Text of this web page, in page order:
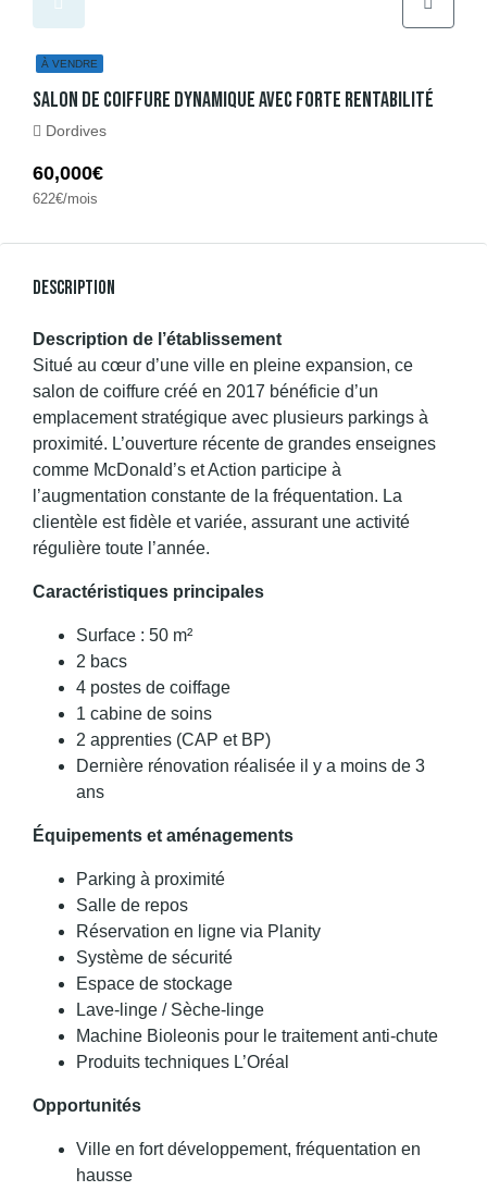
À VENDRE
Salon De Coiffure Dynamique Avec Forte Rentabilité
Dordives
60,000€
622€/mois
Description
Description de l’établissement
Situé au cœur d’une ville en pleine expansion, ce
salon de coiffure créé en 2017 bénéficie d’un
emplacement stratégique avec plusieurs parkings à
proximité. L’ouverture récente de grandes enseignes
comme McDonald’s et Action participe à
l’augmentation constante de la fréquentation. La
clientèle est fidèle et variée, assurant une activité
régulière toute l’année.
Caractéristiques principales
Surface : 50 m²
2 bacs
4 postes de coiffage
1 cabine de soins
2 apprenties (CAP et BP)
Dernière rénovation réalisée il y a moins de 3
ans
Équipements et aménagements
Parking à proximité
Salle de repos
Réservation en ligne via Planity
Système de sécurité
Espace de stockage
Lave-linge / Sèche-linge
Machine Bioleonis pour le traitement anti-chute
Produits techniques L’Oréal
Opportunités
Ville en fort développement, fréquentation en
hausse